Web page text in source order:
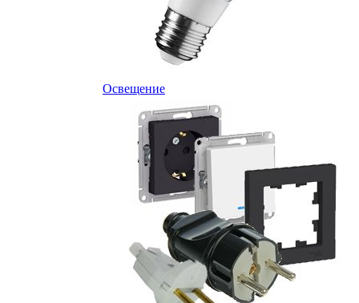
Освещение